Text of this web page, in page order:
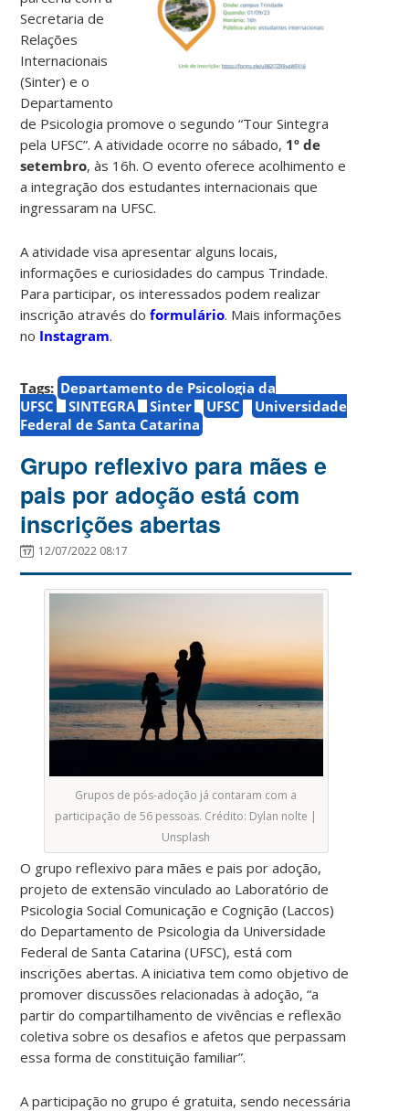
Secretaria de
Relações
Internacionais
(Sinter) e o
Departamento
de Psicologia promove o segundo “Tour Sintegra
pela UFSC”. A atividade ocorre no sábado, 1º de
setembro, às 16h. O evento oferece acolhimento e
a integração dos estudantes internacionais que
ingressaram na UFSC.
A atividade visa apresentar alguns locais,
informações e curiosidades do campus Trindade.
Para participar, os interessados ​​podem realizar
inscrição através doformulário. Mais informações
no Instagram.
Tags: Departamento de Psicologia da
UFSC
SINTEGRA Sinter UFSC
Universidade
Federal de Santa Catarina
Grupo reflexivo para mães e
pais por adoção está com
inscrições abertas
12/07/2022 08:17
Grupos de pós-adoção já contaram com a
participação de 56 pessoas. Crédito: Dylan nolte |
Unsplash
O grupo reflexivo para mães e pais por adoção,
projeto de extensão vinculado ao Laboratório de
Psicologia Social Comunicação e Cognição (Laccos)
do Departamento de Psicologia da Universidade
Federal de Santa Catarina (UFSC), está com
inscrições abertas. A iniciativa tem como objetivo de
promover discussões relacionadas à adoção, “a
partir do compartilhamento de vivências e reflexão
coletiva sobre os desafios e afetos que perpassam
essa forma de constituição familiar”.
A participação no grupo é gratuita, sendo necessária